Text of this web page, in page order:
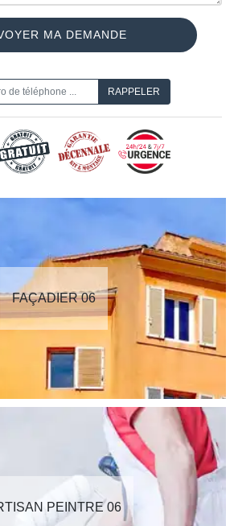
FAÇADIER 06
PEINTRE 06